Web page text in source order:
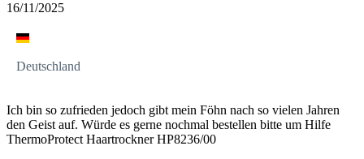
16/11/2025
Deutschland
Ich bin so zufrieden jedoch gibt mein Föhn nach so vielen Jahren
den Geist auf. Würde es gerne nochmal bestellen bitte um Hilfe
ThermoProtect Haartrockner HP8236/00